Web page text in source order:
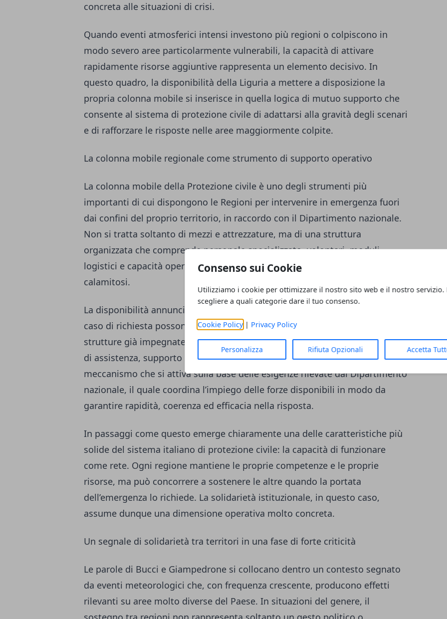
Consenso sui Cookie
Utilizziamo i cookie per ottimizzare il nostro sito web e il nostro servizio.
scegliere a quali categorie dare il tuo consenso.
Cookie Policy| Privacy Policy
Personalizza Rifiuta Opzionali Accetta
concreta alle situazioni di crisi.
Quando eventi atmosferici intensi investono più regioni o colpiscono in
modo severo aree particolarmente vulnerabili, la capacità di attivare
rapidamente risorse aggiuntive rappresenta un elemento decisivo. In
questo quadro, la disponibilità della Liguria a mettere a disposizione la
propria colonna mobile si inserisce in quella logica di mutuo supporto che
consente al sistema di protezione civile di adattarsi alla gravità degli scenari
e di rafforzare le risposte nelle aree maggiormente colpite.
La colonna mobile regionale come strumento di supporto operativo
La colonna mobile della Protezione civile è uno degli strumenti più
importanti di cui dispongono le Regioni per intervenire in emergenza fuori
dai confini del proprio territorio, in raccordo con il Dipartimento nazionale.
Non si tratta soltanto di mezzi e attrezzature, ma di una struttura
organizzata che comprende personale specializzato, volontari, moduli
logistici e capacità operative utili a sostenere le comunità colpite da eventi
calamitosi.
La disponibilità annunciata dalla Liguria significa, in termini concreti, che in
caso di richiesta possono essere mobilitate risorse per affiancare le
strutture già impegnate nei territori interessati, contribuendo a operazioni
di assistenza, supporto logistico, monitoraggio e intervento. È un
meccanismo che si attiva sulla base delle esigenze rilevate dal Dipartimento
nazionale, il quale coordina l’impiego delle forze disponibili in modo da
garantire rapidità, coerenza ed efficacia nella risposta.
In passaggi come questo emerge chiaramente una delle caratteristiche più
solide del sistema italiano di protezione civile: la capacità di funzionare
come rete. Ogni regione mantiene le proprie competenze e le proprie
risorse, ma può concorrere a sostenere le altre quando la portata
dell’emergenza lo richiede. La solidarietà istituzionale, in questo caso,
assume dunque una dimensione operativa molto concreta.
Un segnale di solidarietà tra territori in una fase di forte criticità
Le parole di Bucci e Giampedrone si collocano dentro un contesto segnato
da eventi meteorologici che, con frequenza crescente, producono effetti
rilevanti su aree molto diverse del Paese. In situazioni del genere, il